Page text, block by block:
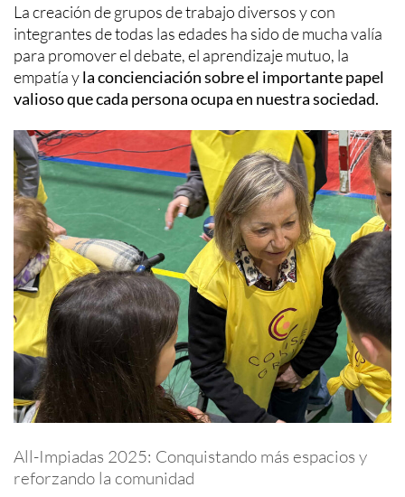
La creación de grupos de trabajo diversos y con
integrantes de todas las edades ha sido de mucha valía
para promover el debate, el aprendizaje mutuo, la
empatía yla concienciación sobre el importante papel
valioso que cada persona ocupa en nuestra sociedad.
All-Impiadas 2025: Conquistando más espacios y
reforzando la comunidad